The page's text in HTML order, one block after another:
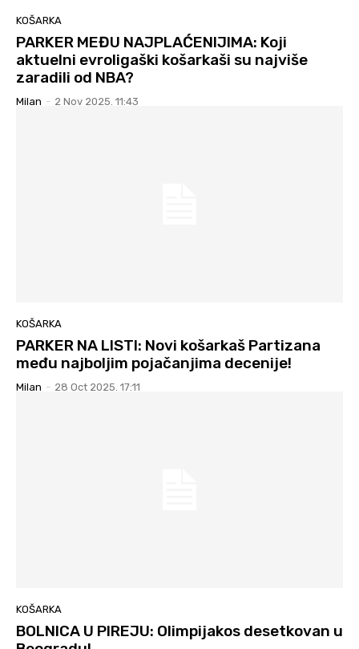
KOŠARKA
PARKER MEĐU NAJPLAĆENIJIMA: Koji
aktuelni evroligaški košarkaši su najviše
zaradili od NBA?
Milan - 2 Nov 2025. 11:43
KOŠARKA
PARKER NA LISTI: Novi košarkaš Partizana
među najboljim pojačanjima decenije!
Milan - 28 Oct 2025. 17:11
KOŠARKA
BOLNICA U PIREJU: Olimpijakos desetkovan u